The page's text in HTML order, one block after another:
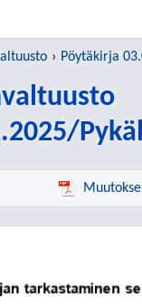
Pöytäkirja